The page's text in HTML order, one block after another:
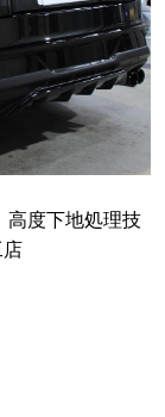
高度下地処理技
店